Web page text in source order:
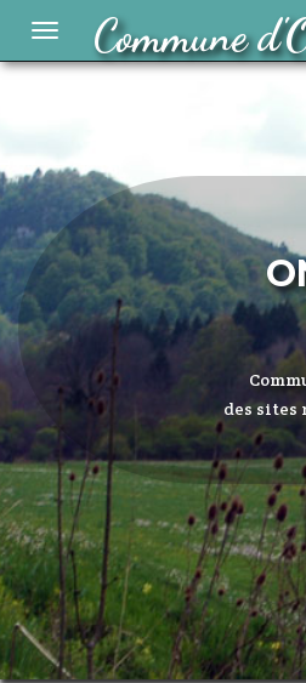
Toggle
navigation
Commune
des sites